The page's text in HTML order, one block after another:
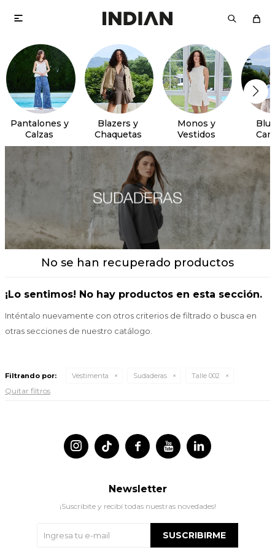

Pantalones y
Calzas
Blazers y
Chaquetas
Monos y
Vestidos
No se han recuperado productos
¡Lo sentimos! No hay productos en esta sección.
Inténtalo nuevamente con otros criterios de filtrado o busca en
otras secciones de nuestro catálogo.
Filtrando por: Vestimenta Sudaderas Talle 002
Quitar filtros
 
 
Newsletter
¡Suscribite y recibí todas nuestras novedades!
SUSCRIBIRME